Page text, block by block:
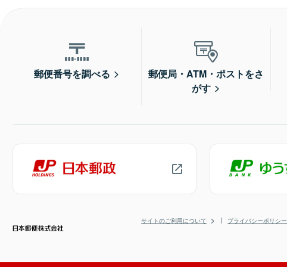
郵便番号を調べる
郵便局・ATM・ポストをさ
がす
サイトのご利用について プライバシーポリシー